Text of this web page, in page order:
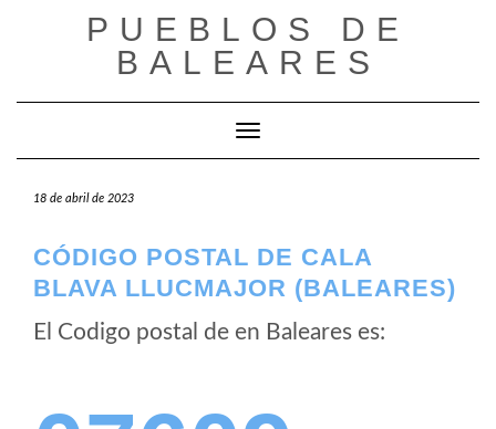
PUEBLOS DE
BALEARES
Cambiar modo de navegación
18 de abril de 2023
CÓDIGO POSTAL DE CALA
BLAVA LLUCMAJOR (BALEARES)
El Codigo postal de en Baleares es: